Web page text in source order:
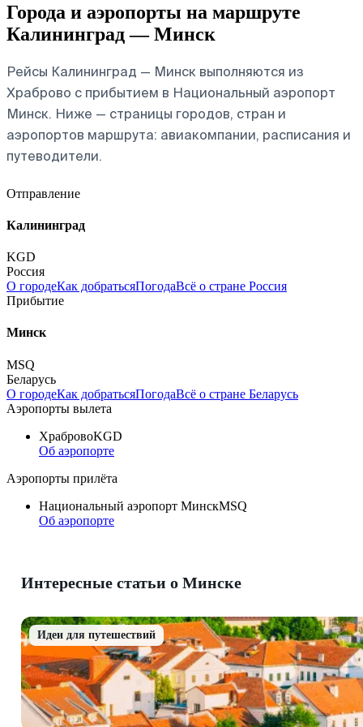
Города и аэропорты на маршруте
Калининград — Минск
Рейсы Калининград — Минск выполняются из
Храброво с прибытием в Национальный аэропорт
Минск. Ниже — страницы городов, стран и
аэропортов маршрута: авиакомпании, расписания и
путеводители.
Отправление
Калининград
KGD
Россия
О городеКак добратьсяПогодаВсё о стране Россия
Прибытие
Минск
MSQ
Беларусь
О городеКак добратьсяПогодаВсё о стране Беларусь
Аэропорты вылета
ХрабровоKGD
Об аэропорте
Аэропорты прилёта
Национальный аэропорт МинскMSQ
Об аэропорте
Интересные статьи о Минске
Идеи для путешествий